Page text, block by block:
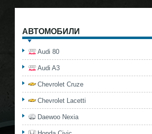
АВТОМОБИЛИ
Audi 80
Audi A3
Chevrolet Cruze
Chevrolet Lacetti
Daewoo Nexia